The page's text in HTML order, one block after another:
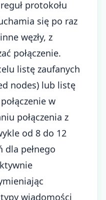
protokołu
się po raz
węzły, z
połączenie.
listę zaufanych
nodes) lub listę
w
połączenia z
od 8 do 12
dla pełnego
wiadomości